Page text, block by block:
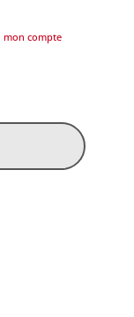
mon compte